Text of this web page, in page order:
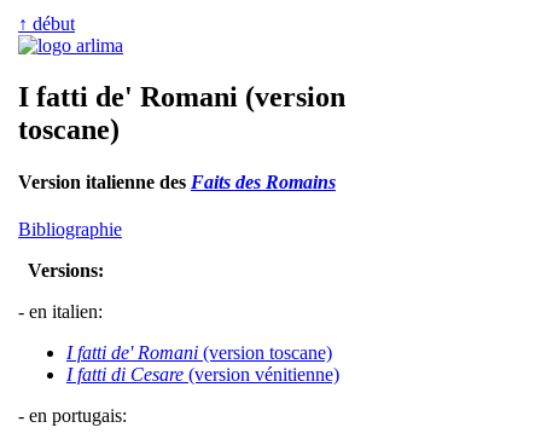
↑ début
I fatti de' Romani (version
toscane)
Version italienne des Faits des Romains
Bibliographie
Versions:
- en italien:
I fatti de' Romani (version toscane)
I fatti di Cesare (version vénitienne)
- en portugais: